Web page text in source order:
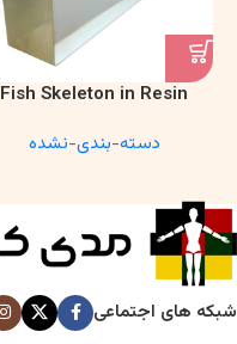
Fish Skeleton in Resin
Anatomy Specimen
دسته-بندی-نشده
شبکه های اجتماعی